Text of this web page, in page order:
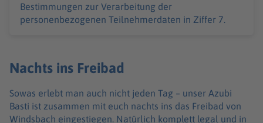
Bestimmungen zur Verarbeitung der
personenbezogenen Teilnehmerdaten in Ziffer 7.
Nachts ins Freibad
Sowas erlebt man auch nicht jeden Tag – unser Azubi
Basti ist zusammen mit euch nachts ins das Freibad von
Windsbach eingestiegen. Natürlich komplett legal und in